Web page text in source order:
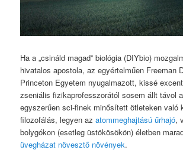
Ha a „csináld magad” biológia (DIYbio)
hivatalos apostola, az egyértelműen Freeman
Princeton Egyetem nyugalmazott, kissé
zseniális fizikaprofesszorától sosem állt távol
egyszerűen sci-finek minősített ötleteken való
filozofálás, legyen azatommeghajtású űrhajó,
bolygókon (esetleg üstökösökön) életben
üvegházat növesztő növények.